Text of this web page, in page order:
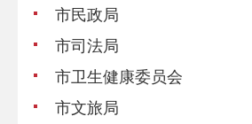
市民政局
市司法局
市卫生健康委员会
市文旅局